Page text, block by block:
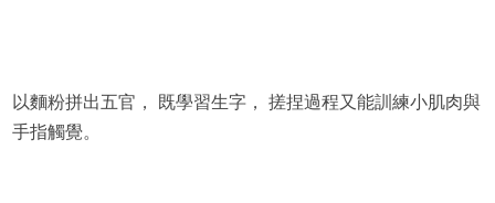
以麵粉拼出五官， 既學習生字， 搓捏過程又能訓練小肌肉與
手指觸覺。